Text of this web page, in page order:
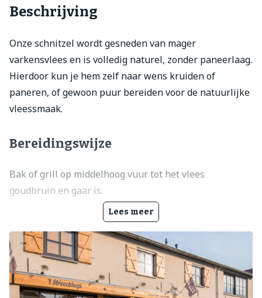
Beschrijving
Onze schnitzel wordt gesneden van mager
varkensvlees en is volledig naturel, zonder paneerlaag.
Hierdoor kun je hem zelf naar wens kruiden of
paneren, of gewoon puur bereiden voor de natuurlijke
vleessmaak.
Bereidingswijze
Bak of grill op middelhoog vuur tot het vlees
goudbruin en gaar is.
Lees meer